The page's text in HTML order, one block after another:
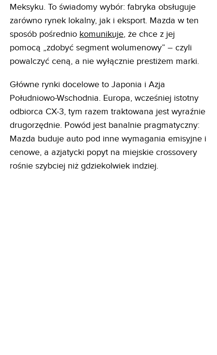
Meksyku. To świadomy wybór: fabryka obsługuje
zarówno rynek lokalny, jak i eksport. Mazda w ten
sposób pośrednio komunikuje, że chce z jej
pomocą „zdobyć segment wolumenowy” – czyli
powalczyć ceną, a nie wyłącznie prestiżem marki.
Główne rynki docelowe to Japonia i Azja
Południowo-Wschodnia. Europa, wcześniej istotny
odbiorca CX-3, tym razem traktowana jest wyraźnie
drugorzędnie. Powód jest banalnie pragmatyczny:
Mazda buduje auto pod inne wymagania emisyjne i
cenowe, a azjatycki popyt na miejskie crossovery
rośnie szybciej niż gdziekolwiek indziej.